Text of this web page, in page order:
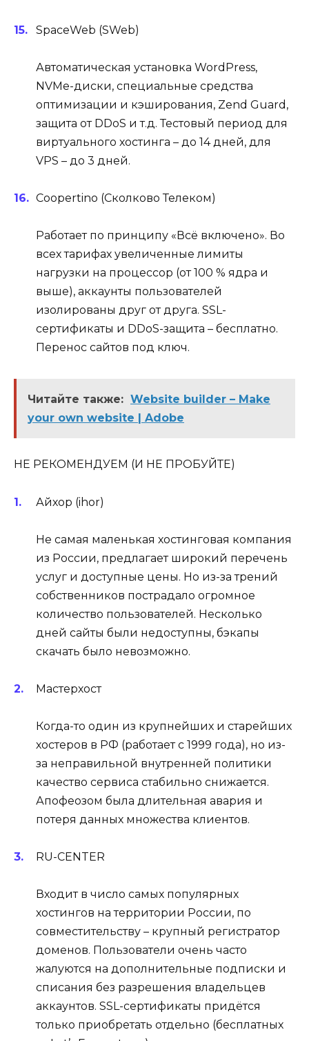
SpaceWeb (SWeb)
Автоматическая установка WordPress,
NVMe-диски, специальные средства
оптимизации и кэширования, Zend Guard,
защита от DDoS и т.д. Тестовый период для
виртуального хостинга – до 14 дней, для
VPS – до 3 дней.
Coopertino (Сколково Телеком)
Работает по принципу «Всё включено». Во
всех тарифах увеличенные лимиты
нагрузки на процессор (от 100 % ядра и
выше), аккаунты пользователей
изолированы друг от друга. SSL-
сертификаты и DDoS-защита – бесплатно.
Перенос сайтов под ключ.
Читайте также: Website builder – Make
your own website | Adobe
НЕ РЕКОМЕНДУЕМ (И НЕ ПРОБУЙТЕ)
Айхор (ihor)
Не самая маленькая хостинговая компания
из России, предлагает широкий перечень
услуг и доступные цены. Но из-за трений
собственников пострадало огромное
количество пользователей. Несколько
дней сайты были недоступны, бэкапы
скачать было невозможно.
Мастерхост
Когда-то один из крупнейших и старейших
хостеров в РФ (работает с 1999 года), но из-
за неправильной внутренней политики
качество сервиса стабильно снижается.
Апофеозом была длительная авария и
потеря данных множества клиентов.
RU-CENTER
Входит в число самых популярных
хостингов на территории России, по
совместительству – крупный регистратор
доменов. Пользователи очень часто
жалуются на дополнительные подписки и
списания без разрешения владельцев
аккаунтов. SSL-сертификаты придётся
только приобретать отдельно (бесплатных